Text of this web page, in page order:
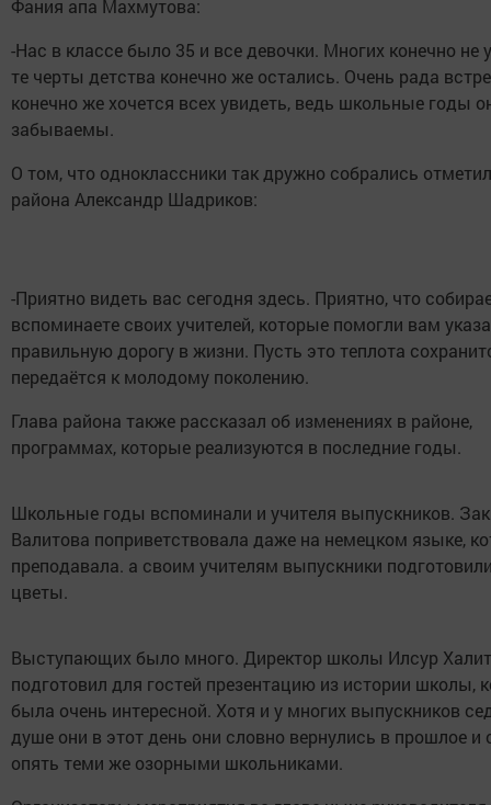
Фания апа Махмутова:
-Нас в классе было 35 и все девочки. Многих конечно не
те черты детства конечно же остались. Очень рада
конечно же хочется всех увидеть, ведь школьные годы
забываемы.
О том, что одноклассники так дружно собрались
района Александр Шадриков:
-Приятно видеть вас сегодня здесь. Приятно, что
вспоминаете своих учителей, которые помогли вам
правильную дорогу в жизни. Пусть это теплота
передаётся к молодому поколению.
Глава района также рассказал об изменениях в районе,
программах, которые реализуются в последние годы.
Школьные годы вспоминали и учителя выпускников.
Валитова поприветствовала даже на немецком языке,
преподавала. а своим учителям выпускники
цветы.
Выступающих было много. Директор школы Илсур
подготовил для гостей презентацию из истории школы,
была очень интересной. Хотя и у многих выпускников
душе они в этот день они словно вернулись в прошлое и
опять теми же озорными школьниками.